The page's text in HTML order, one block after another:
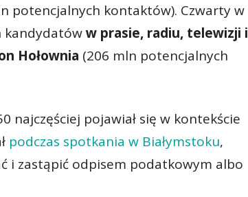
potencjalnych kontaktów). Czwarty w
kandydatóww prasie, radiu, telewizji i
Hołownia (206 mln potencjalnych
najczęściej pojawiał się w kontekście
podczas spotkania w Białymstoku,
i zastąpić odpisem podatkowym albo